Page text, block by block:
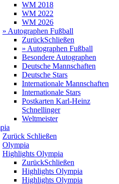
WM 2018
WM 2022
WM 2026
» Autographen Fußball
ZurückSchließen
» Autographen Fußball
Besondere Autographen
Deutsche Mannschaften
Deutsche Stars
Internationale Mannschaften
Internationale Stars
Postkarten Karl-Heinz
Schnellinger
Weltmeister
Zurück Schließen
Olympia
Highlights Olympia
ZurückSchließen
Highlights Olympia
Highlights Olympia